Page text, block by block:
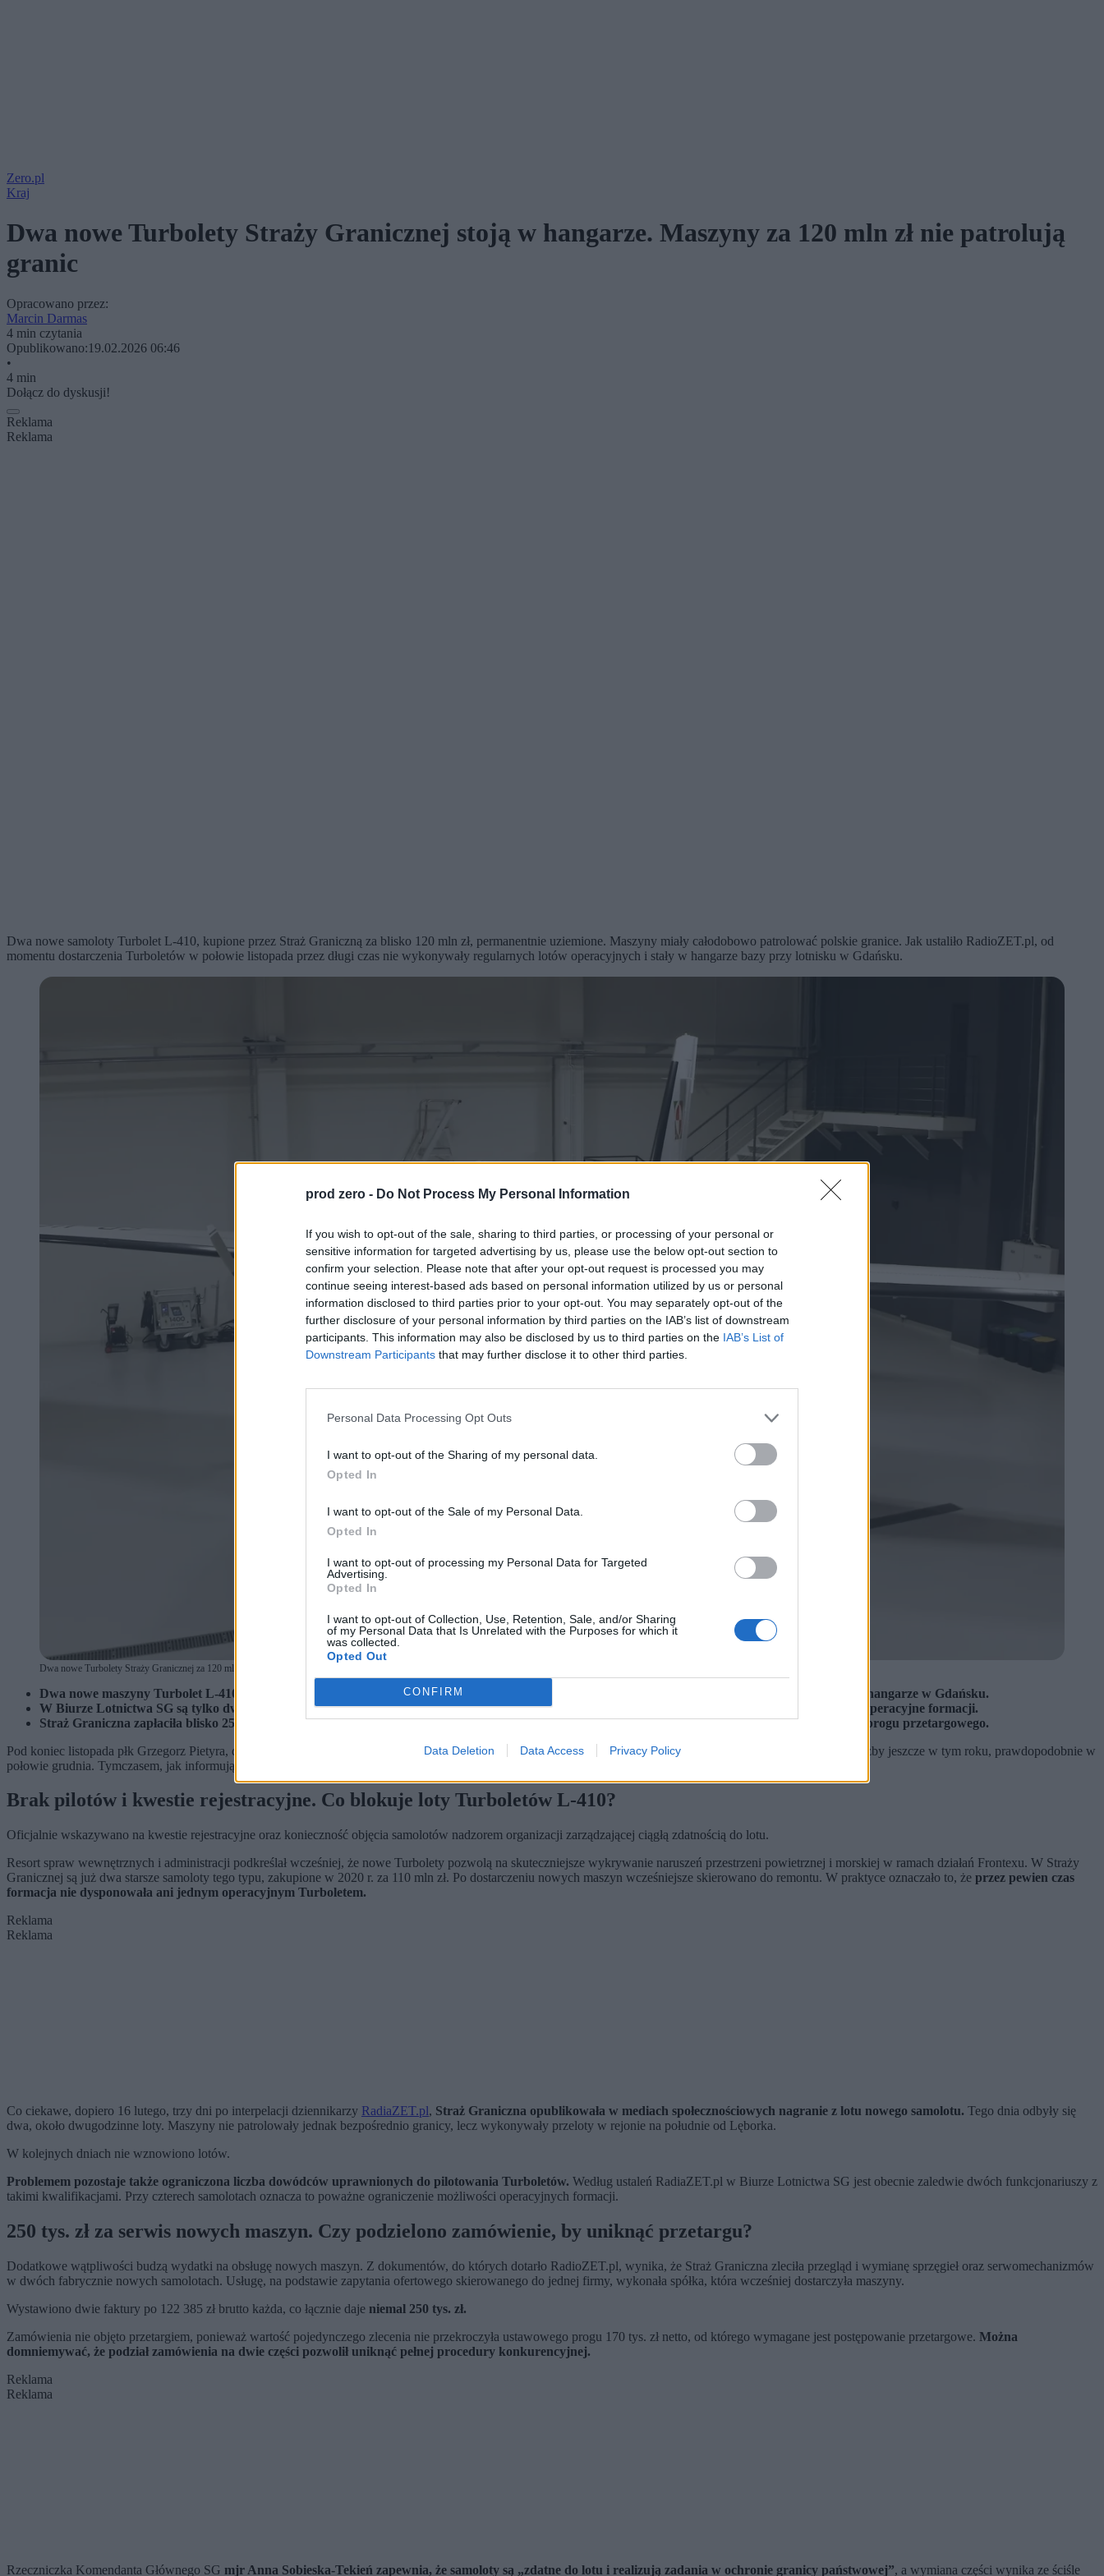
prod zero - Do Not Process My Personal Information
If you wish to opt-out of the sale, sharing to third parties, or processing of your personal or
sensitive information for targeted advertising by us, please use the below opt-out section to
confirm your selection. Please note that after your opt-out request is processed you may
continue seeing interest-based ads based on personal information utilized by us or personal
information disclosed to third parties prior to your opt-out. You may separately opt-out of the
further disclosure of your personal information by third parties on the IAB’s list of downstream
participants. This information may also be disclosed by us to third parties on the IAB’s List of
Downstream Participants that may further disclose it to other third parties.
Personal Data Processing Opt Outs
I want to opt-out of the Sharing of my personal data.
Opted In
I want to opt-out of the Sale of my Personal Data.
Opted In
I want to opt-out of processing my Personal Data for Targeted
Advertising.
Opted In
I want to opt-out of Collection, Use, Retention, Sale, and/or Sharing
of my Personal Data that Is Unrelated with the Purposes for which it
was collected.
Opted Out
CONFIRM
Data Deletion Data Access Privacy Policy
Zero.pl
Kraj
Dwa nowe Turbolety Straży Granicznej stoją w hangarze. Maszyny za 120 mln zł nie patrolują
granic
Opracowano przez:
Marcin Darmas
4 min czytania
Opublikowano:19.02.2026 06:46
•
4 min
Dołącz do dyskusji!
Reklama
Reklama
Dwa nowe samoloty Turbolet L-410, kupione przez Straż Graniczną za blisko 120 mln zł, permanentnie uziemione. Maszyny miały całodobowo patrolować polskie granice. Jak ustaliło RadioZET.pl, od
momentu dostarczenia Turboletów w połowie listopada przez długi czas nie wykonywały regularnych lotów operacyjnych i stały w hangarze bazy przy lotnisku w Gdańsku.
Dwa nowe Turbolety Straży Granicznej za 120 mln zł stoją w hangarze. (fot. Straż Graniczna / Straż Graniczna)
Dwa nowe maszyny Turbolet L-410 Straż Granicznaza blisko 120 mln zł, przez miesiące nie wykonywały regularnych lotów i stały w hangarze w Gdańsku.
W Biurze Lotnictwa SG są tylko dwaj dowódcy uprawnieni do pilotowania Turboletów, co przy czterech maszynach znacząco ogranicza możliwości operacyjne formacji.
Straż Graniczna zapłaciła blisko 250 tys. zł za przegląd i wymianę części w fabrycznie nowych samolotach, dzieląc zamówienie na dwie części poniżej progu przetargowego.
Pod koniec listopada płk Grzegorz Pietyra, dyrektor Biura Lotnictwa SG, zapowiadał w rozmowie z TVN24, że nowe statki powietrzne zostaną wprowadzone do służby jeszcze w tym roku, prawdopodobnie w
połowie grudnia. Tymczasem, jak informują rozmówcy RadiaZET.pl, przez kolejne miesiące maszyny kurzyły się w hangarze.
Brak pilotów i kwestie rejestracyjne. Co blokuje loty Turboletów L-410?
Oficjalnie wskazywano na kwestie rejestracyjne oraz konieczność objęcia samolotów nadzorem organizacji zarządzającej ciągłą zdatnością do lotu.
Resort spraw wewnętrznych i administracji podkreślał wcześniej, że nowe Turbolety pozwolą na skuteczniejsze wykrywanie naruszeń przestrzeni powietrznej i morskiej w ramach działań Frontexu. W Straży
Granicznej są już dwa starsze samoloty tego typu, zakupione w 2020 r. za 110 mln zł. Po dostarczeniu nowych maszyn wcześniejsze skierowano do remontu. W praktyce oznaczało to, że przez pewien czas
formacja nie dysponowała ani jednym operacyjnym Turbo­letem.
Reklama
Reklama
Co ciekawe, dopiero 16 lutego, trzy dni po interpelacji dziennikarzy RadiaZET.pl, Straż Graniczna opublikowała w mediach społecznościowych nagranie z lotu nowego samolotu. Tego dnia odbyły się
dwa, około dwugodzinne loty. Maszyny nie patrolowały jednak bezpośrednio granicy, lecz wykonywały przeloty w rejonie na południe od Lęborka.
W kolejnych dniach nie wznowiono lotów.
Problemem pozostaje także ograniczona liczba dowódców uprawnionych do pilotowania Turboletów. Według ustaleń RadiaZET.pl w Biurze Lotnictwa SG jest obecnie zaledwie dwóch funkcjonariuszy z
takimi kwalifikacjami. Przy czterech samolotach oznacza to poważne ograniczenie możliwości operacyjnych formacji.
250 tys. zł za serwis nowych maszyn. Czy podzielono zamówienie, by uniknąć przetargu?
Dodatkowe wątpliwości budzą wydatki na obsługę nowych maszyn. Z dokumentów, do których dotarło RadioZET.pl, wynika, że Straż Graniczna zleciła przegląd i wymianę sprzęgieł oraz serwomechanizmów
w dwóch fabrycznie nowych samolotach. Usługę, na podstawie zapytania ofertowego skierowanego do jednej firmy, wykonała spółka, która wcześniej dostarczyła maszyny.
Wystawiono dwie faktury po 122 385 zł brutto każda, co łącznie daje niemal 250 tys. zł.
Zamówienia nie objęto przetargiem, ponieważ wartość pojedynczego zlecenia nie przekroczyła ustawowego progu 170 tys. zł netto, od którego wymagane jest postępowanie przetargowe. Można
domniemywać, że podział zamówienia na dwie części pozwolił uniknąć pełnej procedury konkurencyjnej.
Reklama
Reklama
Rzeczniczka Komendanta Głównego SG mjr Anna Sobieska-Tekień zapewnia, że samoloty są „zdatne do lotu i realizują zadania w ochronie granicy państwowej”, a wymiana części wynika ze ściśle